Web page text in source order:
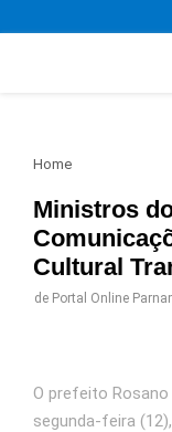
Home
Ministros
Cultural
de Portal Online
O prefeito
segunda-feira